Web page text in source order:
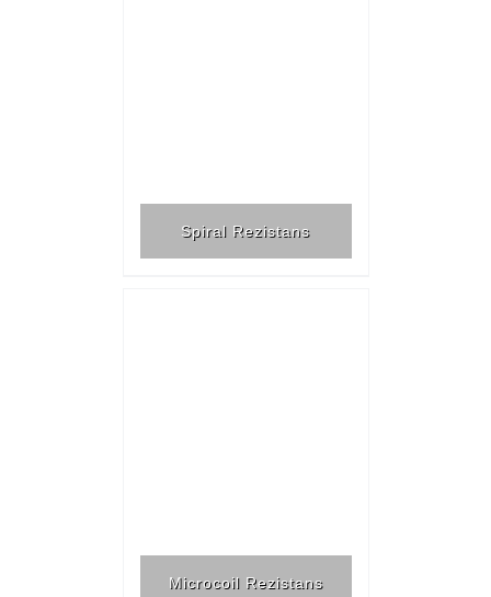
Spiral Rezistans
Microcoil Rezistans